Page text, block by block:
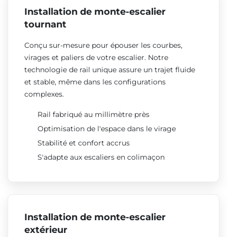
Installation de monte-escalier
tournant
Conçu sur-mesure pour épouser les courbes,
virages et paliers de votre escalier. Notre
technologie de rail unique assure un trajet fluide
et stable, même dans les configurations
complexes.
Rail fabriqué au millimètre près
Optimisation de l'espace dans le virage
Stabilité et confort accrus
S'adapte aux escaliers en colimaçon
Installation de monte-escalier
extérieur